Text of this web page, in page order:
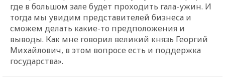
где в большом зале будет проходить гала-ужин. И
тогда мы увидим представителей бизнеса и
сможем делать какие-то предположения и
выводы. Как мне говорил великий князь Георгий
Михайлович, в этом вопросе есть и поддержка
государства».